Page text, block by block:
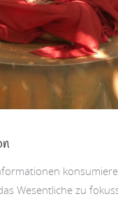
Wesentliche zu